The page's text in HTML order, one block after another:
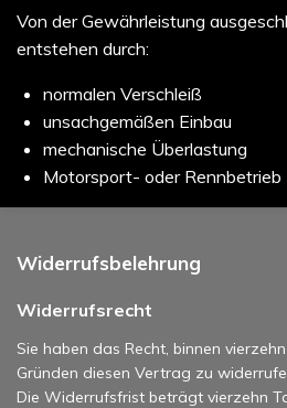
Von der Gewährleistung
entstehen durch:
normalen Verschleiß
unsachgemäßen Einbau
mechanische Überlastung
Motorsport- oder Rennbetrieb
Widerrufsbelehrung
Widerrufsrecht
Sie haben das Recht, binnen
Gründen diesen Vertrag zu
Die Widerrufsfrist beträgt vierzehn